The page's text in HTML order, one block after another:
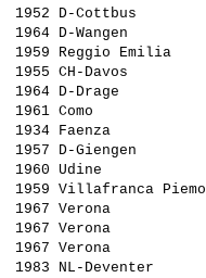
1952 D-Cottbus
1964 D-Wangen
1959 Reggio Emilia
1955 CH-Davos
1964 D-Drage
1961 Como
1934 Faenza
1957 D-Giengen
1960 Udine
1959 Villafranca
1967 Verona
1967 Verona
1967 Verona
1983 NL-Deventer